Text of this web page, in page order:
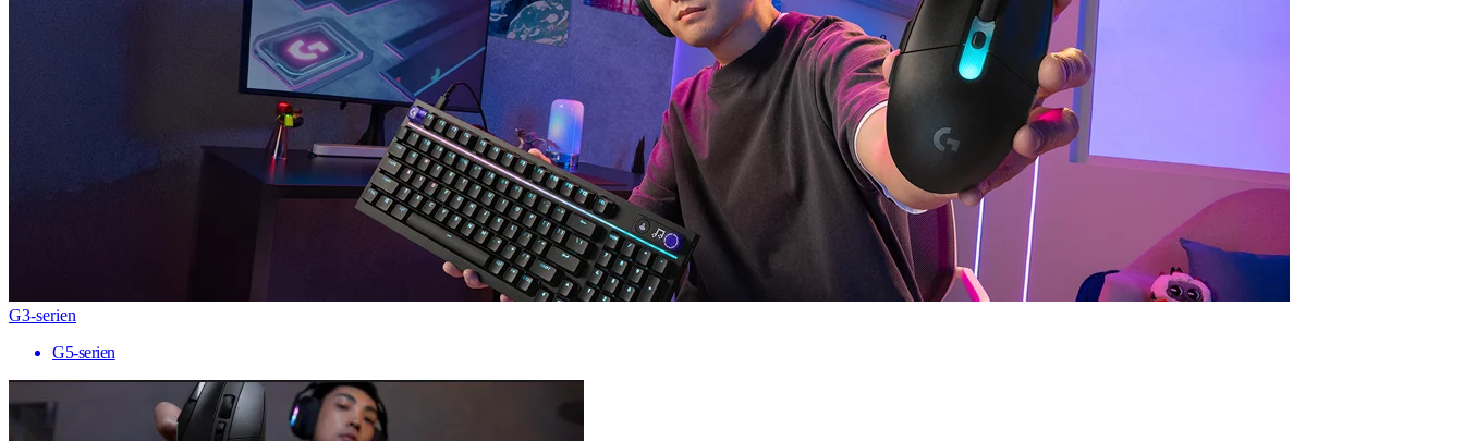
G3-serien
G5-serien